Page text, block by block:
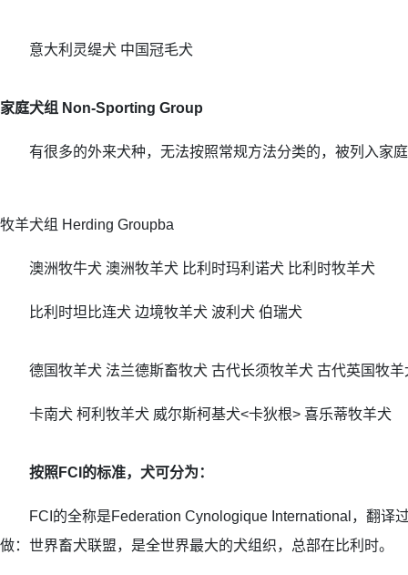
意大利灵缇犬 中国冠毛犬
家庭犬组 Non-Sporting Group
有很多的外来犬种，无法按照常规方法分类的，被列入家
牧羊犬组 Herding Groupba
澳洲牧牛犬 澳洲牧羊犬 比利时玛利诺犬 比利时牧羊犬
比利时坦比连犬 边境牧羊犬 波利犬 伯瑞犬
德国牧羊犬 法兰德斯畜牧犬 古代长须牧羊犬 古代英国牧羊
卡南犬 柯利牧羊犬 威尔斯柯基犬<卡狄根> 喜乐蒂牧羊犬
按照FCI的标准，犬可分为：
FCI的全称是Federation Cynologique International，翻译
做：世界畜犬联盟，是全世界最大的犬组织，总部在比利时。